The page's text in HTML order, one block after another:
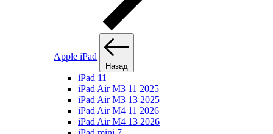
Apple iPad
Назад
iPad 11
iPad Air M3 11 2025
iPad Air M3 13 2025
iPad Air M4 11 2026
iPad Air M4 13 2026